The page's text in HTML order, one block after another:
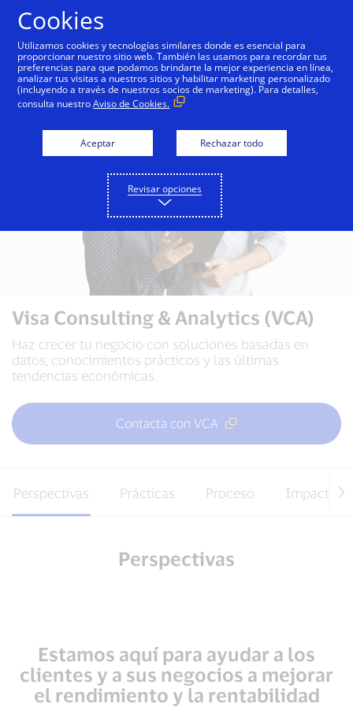
Visa Consulting & Analytics Perspectivas de VCA
Visa Consulting & Analytics (VCA)
Haz crecer tu negocio con soluciones basadas en
datos, conocimientos prácticos y las últimas
tendencias económicas.
Contacta con VCA
Perspectivas Prácticas Proceso Impacto
Perspectivas
Estamos aquí para ayudar a los
clientes y a sus negocios a mejorar
el rendimiento y la rentabilidad
Cookies
Utilizamos cookies y tecnologías similares donde es esencial para
proporcionar nuestro sitio web. También las usamos para recordar tus
preferencias para que podamos brindarte la mejor experiencia en línea,
analizar tus visitas a nuestros sitios y habilitar marketing personalizado
(incluyendo a través de nuestros socios de marketing). Para detalles,
consulta nuestroAviso de Cookies.
Aceptar Rechazar todo
Revisar opciones